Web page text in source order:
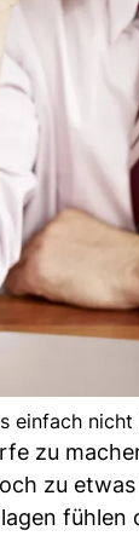
einfach
zu
zu